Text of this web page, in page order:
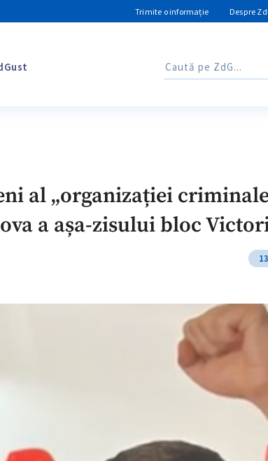
Trimite o informație Despre
al „organizației
a așa-zisului bloc